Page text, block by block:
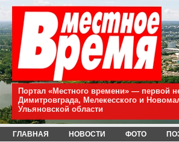
Портал «Местного времени» — первой
Димитровграда, Мелекесского и
Ульяновской области
ГЛАВНАЯ НОВОСТИ ФОТО